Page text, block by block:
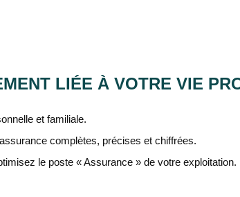
LIÉE À VOTRE VIE
et familiale.
complètes, précises et chiffrées.
le poste « Assurance » de votre exploitation.